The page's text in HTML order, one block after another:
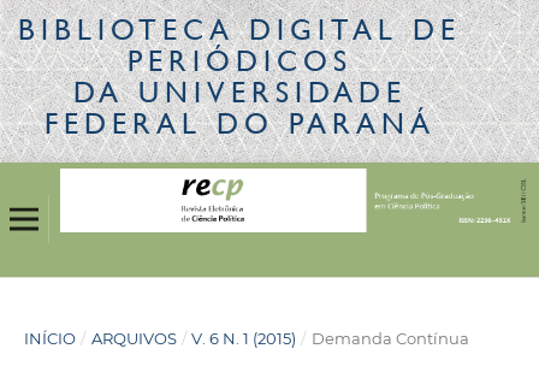
Legislação
Canais
BIBLIOTECA DIGITALDE
PERIÓDICOS
DA UNIVERSIDADE
FEDERAL DO PARANÁ
INÍCIO / ARQUIVOS / V. 6 N. 1 (2015) / Demanda Contínua